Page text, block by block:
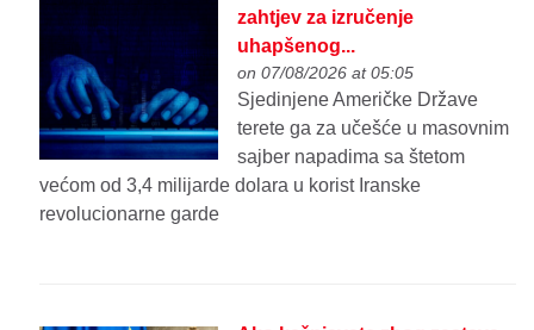
zahtjev za izručenje
uhapšenog...
on 07/08/2026 at 05:05
Sjedinjene Američke Države
terete ga za učešće u masovnim
sajber napadima sa štetom
većom od 3,4 milijarde dolara u korist Iranske
revolucionarne garde